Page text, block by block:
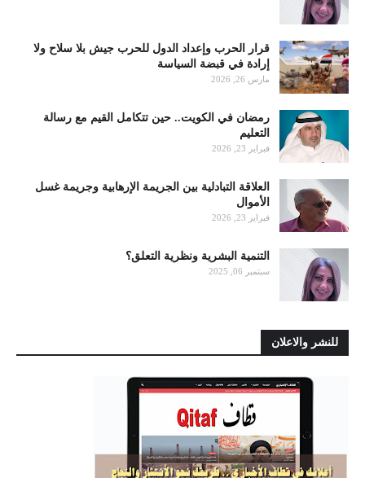
قرار الحرب وإعداد الدول للحرب جيش بلا سلاح ولا
إرادة في قبضة السياسة
مارس 26, 2026
رمضان في الكويت.. حين تتكامل القيم مع رسالة
التعليم
فبراير 23, 2026
العلاقة التبادلية بين الجريمة الإرهابية وجريمة غسل
الأموال
فبراير 23, 2026
التنمية البشرية ونظرية التعلق؟
سبتمبر 06, 2025
للنشر والاعلان